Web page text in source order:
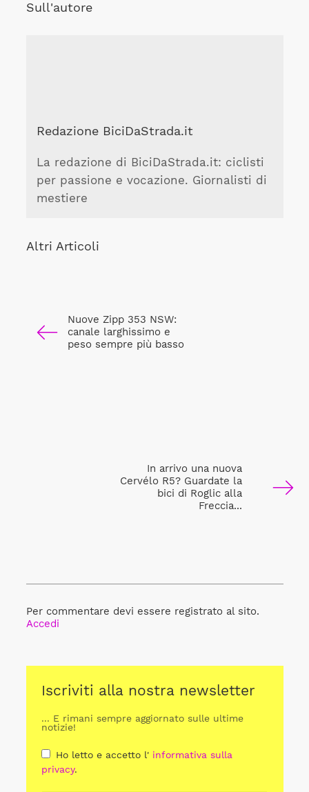
Sull'autore
Redazione BiciDaStrada.it
La redazione di BiciDaStrada.it: ciclisti
per passione e vocazione. Giornalisti di
mestiere
Altri Articoli
Nuove Zipp 353 NSW:
canale larghissimo e
peso sempre più basso
In arrivo una nuova
Cervélo R5? Guardate la
bici di Roglic alla
Freccia...
Per commentare devi essere registrato al sito.
Accedi
Iscriviti alla nostra newsletter
... E rimani sempre aggiornato sulle ultime
notizie!
Ho letto e accetto l' informativa sulla
privacy.